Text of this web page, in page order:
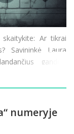
skaitykite: Ar tikrai
Savininkė Laura
gandus.
parą trunkantys
numeryje